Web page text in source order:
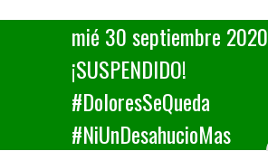
mié 30 septiembre 2020
¡SUSPENDIDO!
#DoloresSeQueda
#NiUnDesahucioMas